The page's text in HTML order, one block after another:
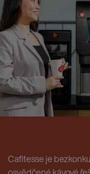
Cafitesse je